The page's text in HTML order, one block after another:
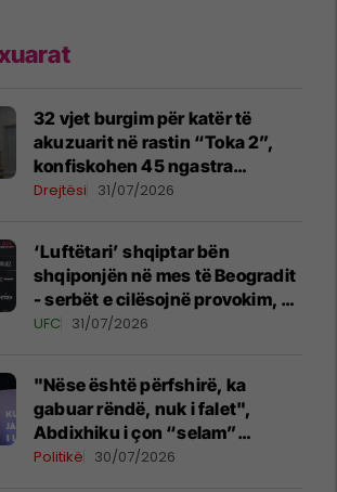
32 vjet burgim për katër të
akuzuarit në rastin “Toka 2”,
konfiskohen 45 ngastra
kadastrale
Drejtësi 31/07/2026
‘Luftëtari’ shqiptar bën
shqiponjën në mes të Beogradit
- serbët e cilësojnë provokim, ai
e cilëson simbol të identitetit
UFC 31/07/2026
"Nëse është përfshirë, ka
gabuar rëndë, nuk i falet",
Abdixhiku i çon “selam”
Përparim Ramës
Politikë 30/07/2026